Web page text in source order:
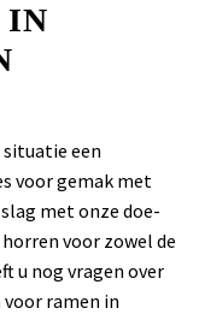
IN
situatie een
voor gemak met
met onze doe-
voor zowel de
u nog vragen over
ramen in